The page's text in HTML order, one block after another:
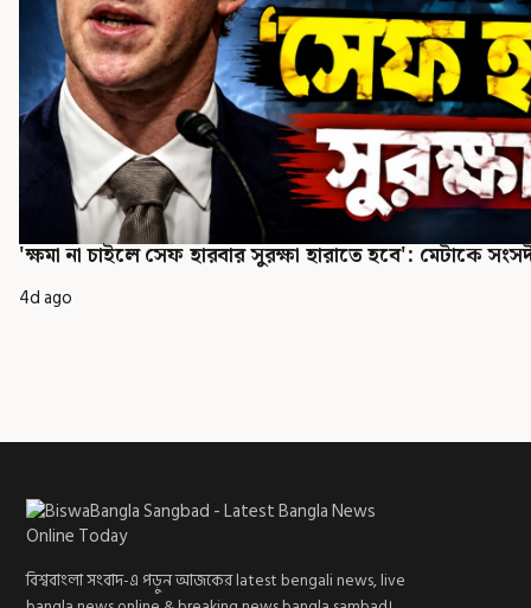
'ক্ষমা না চাইলে সেফ হারবার সুরক্ষা হারাতে হবে': মেটাকে
4d ago
বিশ্ববাংলা সংবাদ-এ পড়ুন আজকের latest bengali news, live